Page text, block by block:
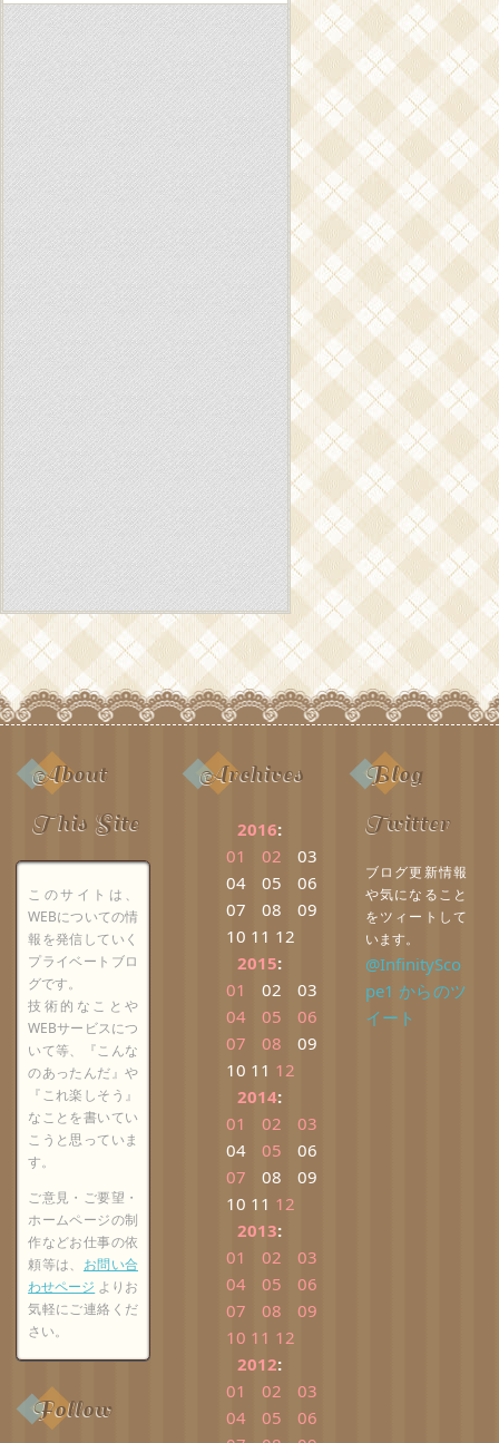
About
This Site
このサイトは、
WEBについての情
報を発信していく
プライベートブロ
グです。
技術的なことや
WEBサービスにつ
いて等、『こんな
のあったんだ』や
『これ楽しそう』
なことを書いてい
こうと思っていま
す。
ご意見・ご要望・
ホームページの制
作などお仕事の依
頼等は、 お問い合
わせページ よりお
気軽にご連絡くだ
さい。
Follow
Archives
2016:
01
02
03
04
05
06
07
08
09
10 11 12
2015:
01
02
03
04
05
06
07
08
09
10 11 12
2014:
01
02
03
04
05
06
07
08
09
10 11 12
2013:
01
02
03
04
05
06
07
08
09
10 11 12
2012:
01
02
03
04
05
06
Blog
Twitter
ブログ更新情報
や気になること
をツィートして
います。
@InfinitySco
pe1 からのツ
イート